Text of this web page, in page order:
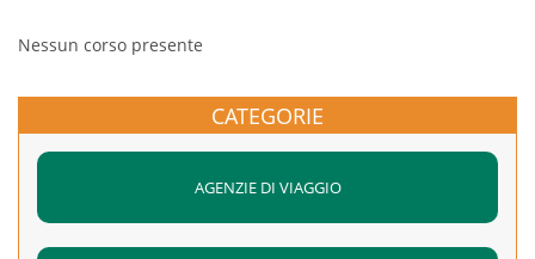
Nessun corso presente
CATEGORIE
AGENZIE DI VIAGGIO